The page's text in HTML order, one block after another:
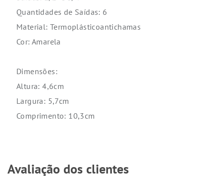
Quantidades de Saídas: 6
Material: Termoplásticoantichamas
Cor: Amarela
Dimensões:
Altura: 4,6cm
Largura: 5,7cm
Comprimento: 10,3cm
Avaliação dos clientes